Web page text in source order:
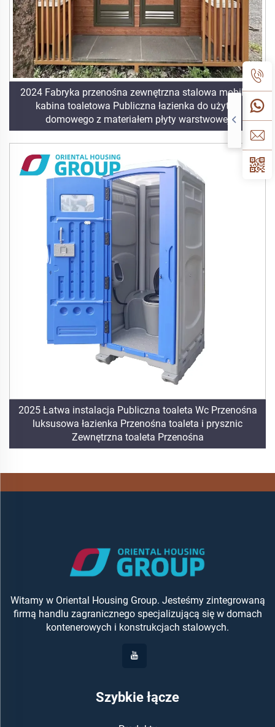
2024 Fabryka przenośna zewnętrzna stalowa mobilna
kabina toaletowa Publiczna łazienka do użytku
domowego z materiałem płyty warstwowej
2025 Łatwa instalacja Publiczna toaleta Wc Przenośna
luksusowa łazienka Przenośna toaleta i prysznic
Zewnętrzna toaleta Przenośna
Witamy w Oriental Housing Group. Jesteśmy zintegrowaną
firmą handlu zagranicznego specjalizującą się w domach
kontenerowych i konstrukcjach stalowych.
Szybkie łącze